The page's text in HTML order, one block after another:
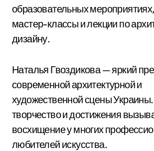
образовательных
мастер-классы и лекции по
дизайну.
Наталья Гвоздикова — яркий
современной архитектурной и
художественной сцены
творчество и достижения
восхищение у многих
любителей искусства.